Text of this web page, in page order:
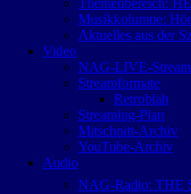
Themenbereich:
Musikkolumne:
Aktuelles aus der
Video
NAG-LIVE-Stream
Streamformate
Retroblah
Streaming-Plan
Mitschnitt-Archiv
YouTube-Archiv
Audio
NAG-Radio: THE